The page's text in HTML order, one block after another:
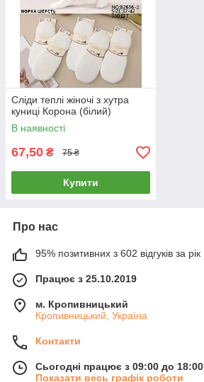
Сліди теплі жіночі з хутра
куниці Корона (білий)
В наявності
67,50 ₴ 75 ₴
Купити
Про нас
95% позитивних з 602 відгуків за рік
Працює з 25.10.2019
м. Кропивницький
Кропивницький, Україна
Контакти
Сьогодні працює з 09:00 до 18:00
Показати весь графік роботи